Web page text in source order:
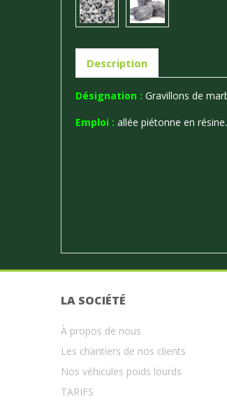
Description
Désignation : Gravillons de
Emploi : allée piétonne en résine.
LA SOCIÉTÉ
À propos de nous
Les chantiers de nos clients
Nos véhicules poids lourds
TARIFS